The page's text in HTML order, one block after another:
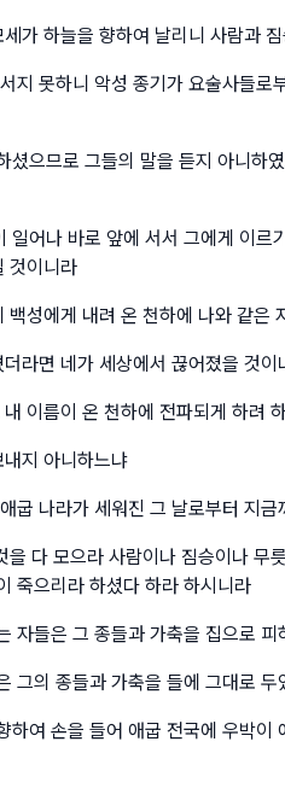
가 하늘을 향하여 날리니 사람과
지 못하니 악성 종기가 요술사들로
으므로 그들의 말을 듣지 아니하
어나 바로 앞에 서서 그에게 이르
것이니라
성에게 내려 온 천하에 나와 같은
라면 네가 세상에서 끊어졌을 것이
이름이 온 천하에 전파되게 하려
지 아니하느냐
굽 나라가 세워진 그 날로부터 지
다 모으라 사람이나 짐승이나 무
죽으리라 하셨다 하라 하시니라
자들은 그 종들과 가축을 집으로 피
그의 종들과 가축을 들에 그대로 두
여 손을 들어 애굽 전국에 우박이